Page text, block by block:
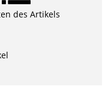
des Artikels